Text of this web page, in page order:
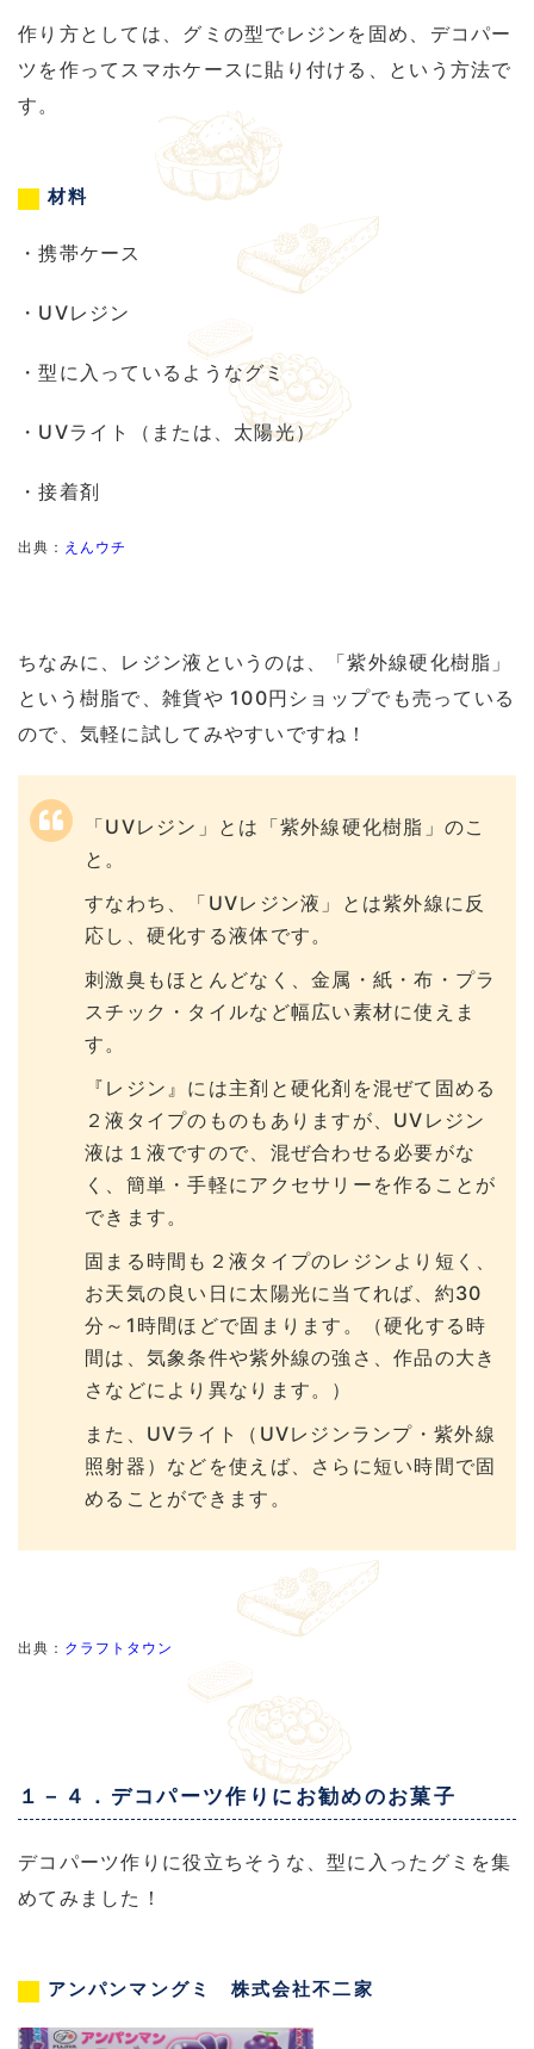
作り方としては、グミの型でレジンを固め、デコパー
ツを作ってスマホケースに貼り付ける、という方法で
す。
材料
・携帯ケース
・UVレジン
・型に入っているようなグミ
・UVライト（または、太陽光）
・接着剤
出典： えんウチ
ちなみに、レジン液というのは、「紫外線硬化樹脂」
という樹脂で、雑貨や 100円ショップでも売っている
ので、気軽に試してみやすいですね！
「UVレジン」とは「紫外線硬化樹脂」のこ
と。
すなわち、「UVレジン液」とは紫外線に反
応し、硬化する液体です。
刺激臭もほとんどなく、金属・紙・布・プラ
スチック・タイルなど幅広い素材に使えま
す。
『レジン』には主剤と硬化剤を混ぜて固める
２液タイプのものもありますが、UVレジン
液は１液ですので、混ぜ合わせる必要がな
く、簡単・手軽にアクセサリーを作ることが
できます。
固まる時間も２液タイプのレジンより短く、
お天気の良い日に太陽光に当てれば、約30
分～1時間ほどで固まります。（硬化する時
間は、気象条件や紫外線の強さ、作品の大き
さなどにより異なります。）
また、UVライト（UVレジンランプ・紫外線
照射器）などを使えば、さらに短い時間で固
めることができます。
出典： クラフトタウン
１－４．デコパーツ作りにお勧めのお菓子
デコパーツ作りに役立ちそうな、型に入ったグミを集
めてみました！
アンパンマングミ 株式会社不二家